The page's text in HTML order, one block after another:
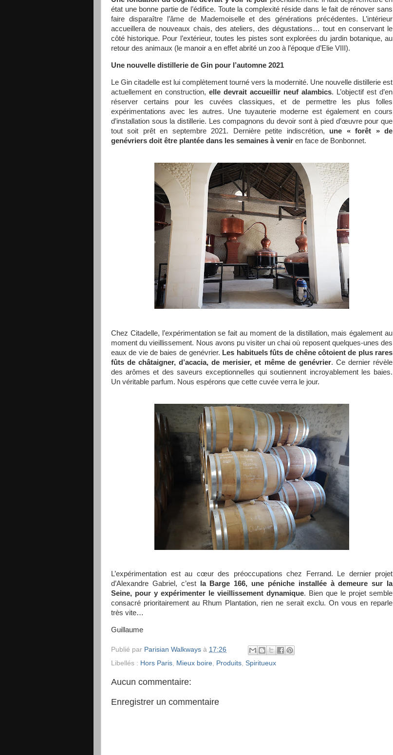
état une bonne partie de l’édifice. Toute la complexité réside dans le fait de rénover sans
faire disparaître l’âme de Mademoiselle et des générations précédentes. L’intérieur
accueillera de nouveaux chais, des ateliers, des dégustations… tout en conservant le
côté historique. Pour l’extérieur, toutes les pistes sont explorées du jardin botanique, au
retour des animaux (le manoir a en effet abrité un zoo à l’époque d’Elie VIII).
Une nouvelle distillerie de Gin pour l’automne 2021
Le Gin citadelle est lui complètement tourné vers la modernité. Une nouvelle distillerie est
actuellement en construction, elle devrait accueillir neuf alambics. L’objectif est d’en
réserver certains pour les cuvées classiques, et de permettre les plus folles
expérimentations avec les autres. Une tuyauterie moderne est également en cours
d’installation sous la distillerie. Les compagnons du devoir sont à pied d’œuvre pour que
tout soit prêt en septembre 2021. Dernière petite indiscrétion, une « forêt » de
genévriers doit être plantée dans les semaines à venir en face de Bonbonnet.
Chez Citadelle, l’expérimentation se fait au moment de la distillation, mais également au
moment du vieillissement. Nous avons pu visiter un chai où reposent quelques-unes des
eaux de vie de baies de genévrier. Les habituels fûts de chêne côtoient de plus rares
fûts de châtaigner, d’acacia, de merisier, et même de genévrier. Ce dernier révèle
des arômes et des saveurs exceptionnelles qui soutiennent incroyablement les baies.
Un véritable parfum. Nous espérons que cette cuvée verra le jour.
L’expérimentation est au cœur des préoccupations chez Ferrand. Le dernier projet
d’Alexandre Gabriel, c’est
la Barge 166, une péniche installée à demeure sur la
Seine, pour y expérimenter le vieillissement dynamique. Bien que le projet semble
consacré prioritairement au Rhum Plantation, rien ne serait exclu. On vous en reparle
très vite…
Guillaume
Publié par Parisian Walkways à 17:26
Libellés : Hors Paris Mieux boire Produits Spiritueux
Aucun commentaire:
Enregistrer un commentaire